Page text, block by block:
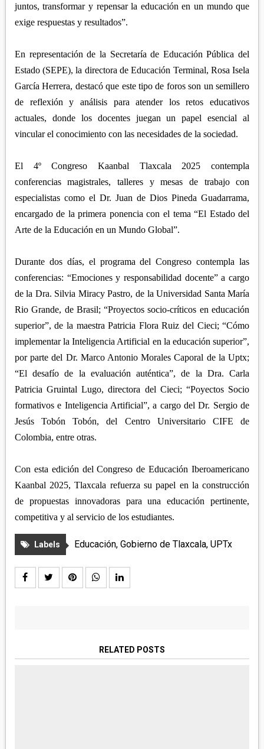
juntos, transformar y repensar la educación en un mundo que
exige respuestas y resultados”.
En representación de la Secretaría de Educación Pública del
Estado (SEPE), la directora de Educación Terminal, Rosa Isela
García Herrera, destacó que este tipo de foros son un semillero
de reflexión y análisis para atender los retos educativos
actuales, donde los docentes juegan un papel esencial al
vincular el conocimiento con las necesidades de la sociedad.
El 4º Congreso Kaanbal Tlaxcala 2025 contempla
conferencias magistrales, talleres y mesas de trabajo con
especialistas como el Dr. Juan de Dios Pineda Guadarrama,
encargado de la primera ponencia con el tema “El Estado del
Arte de la Educación en un Mundo Global”.
Durante dos días, el programa del Congreso contempla las
conferencias: “Emociones y responsabilidad docente” a cargo
de la Dra. Silvia Miracy Pastro, de la Universidad Santa María
Rio Grande, de Brasil; “Proyectos socio-críticos en educación
superior”, de la maestra Patricia Flora Ruiz del Cieci; “Cómo
implementar la Inteligencia Artificial en la educación superior”,
por parte del Dr. Marco Antonio Morales Caporal de la Uptx;
“El desafío de la evaluación auténtica”, de la Dra. Carla
Patricia Gruintal Lugo, directora del Cieci; “Poyectos Socio
formativos e Inteligencia Artificial”, a cargo del Dr. Sergio de
Jesús Tobón Tobón, del Centro Universitario CIFE de
Colombia, entre otras.
Con esta edición del Congreso de Educación Iberoamericano
Kaanbal 2025, Tlaxcala refuerza su papel en la construcción
de propuestas innovadoras para una educación pertinente,
competitiva y al servicio de los estudiantes.
Labels Educación, Gobierno de Tlaxcala, UPTx
RELATED POSTS